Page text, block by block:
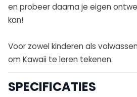
en probeer daarna je eigen
kan!
Voor zowel kinderen als
om Kawaii te leren tekenen.
SPECIFICATIES